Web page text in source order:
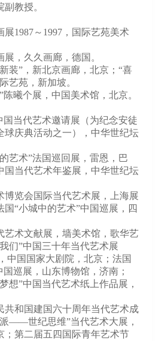
教授。
展1987～1997，国际艺苑美术
展，久久画廊，德国。
装”，新北京画廊，北京；“喜
艺苑，新加坡。
陈曦个展，中国美术馆，北京。
国当代艺术邀请展（为纪念安徒
球庆典活动之一），中华世纪坛
艺术”法国巡回展，雷恩，巴
国当代艺术年鉴展，中华世纪坛
博览会国际当代艺术展，上海展
国“小城中的艺术”中国巡展，四
艺术文献展，墙美术馆，歌华艺
们”中国三十年当代艺术展
中国国家大剧院，北京；法国
国巡展，山东博物馆，济南；
想”中国当代艺术纸上作品展，
共和国建国六十周年当代艺术成
——世纪思维”当代艺术大展，
；第二届五四国际青年艺术节